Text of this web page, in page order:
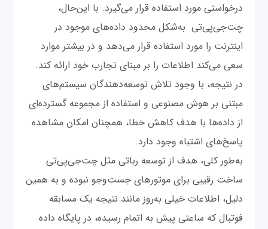
درخواستی مورد استفاده قرار می‌گیرد. با این‌حال،
چت‌‌جی‌پی‌تی به‌شکل محدود داده‌های موجود در
اینترنت را مورد استفاده قرار می‌دهد و در بیشتر موارد
سعی می‌کند اطلاعات را بر مبنای تجارب خود ارائه کند.
در نتیجه، با وجود تلاش توسعه‌دهندگان سیستم‌های
مبتنی بر هوش مصنوعی و استفاده از مجموعه گسترده‌ای
از داده‌ها با هدف کاهش خطا، همچنان امکان مشاهده
پاسخ‌های اشتباه وجود دارد.
به‌طور کلی، هدف از توسعه رباتی مثل چت‌‌جی‌پی‌تی
ساخت رقیبی برای موتورهای جست‌وجو نبوده و به همین
دلیل، اطلاعات خیلی به‌روز مانند نتیجه یک مسابقه
فوتبال که ساعتی پیش به اتمام رسیده، در پایگاه داده